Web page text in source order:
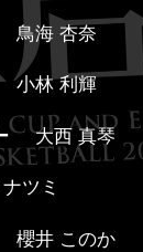
鳥海 杏奈
小林 利輝
大西 真琴
ツミ
櫻井 このか